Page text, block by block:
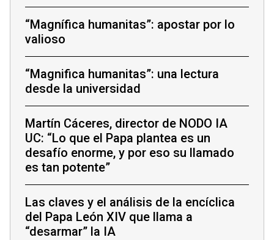
“Magnífica humanitas”: apostar por lo
valioso
“Magnifica humanitas”: una lectura
desde la universidad
Martín Cáceres, director de NODO IA
UC: “Lo que el Papa plantea es un
desafío enorme, y por eso su llamado
es tan potente”
Las claves y el análisis de la encíclica
del Papa León XIV que llama a
“desarmar” la IA